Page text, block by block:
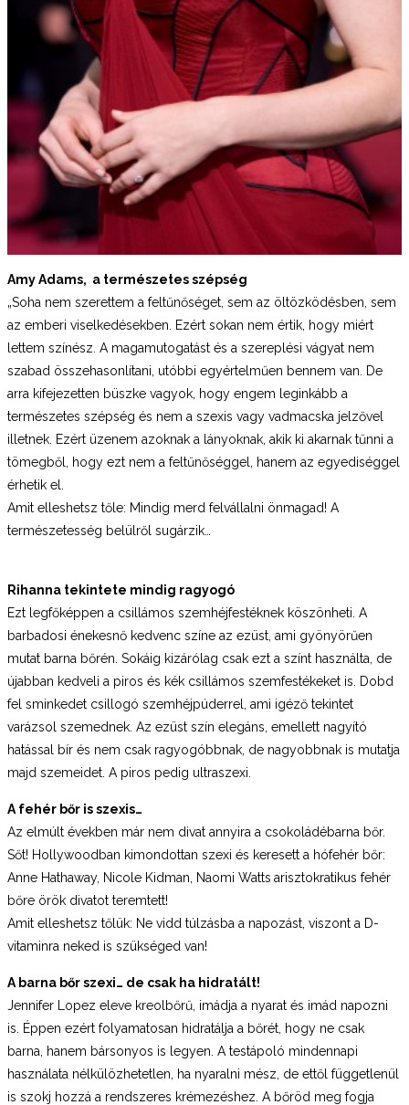
Amy Adams, a természetes szépség
„Soha nem szerettem a feltűnőséget, sem az öltözködésben, sem
az emberi viselkedésekben. Ezért sokan nem értik, hogy miért
lettem színész. A magamutogatást és a szereplési vágyat nem
szabad összehasonlítani, utóbbi egyértelműen bennem van. De
arra kifejezetten büszke vagyok, hogy engem leginkább a
természetes szépség és nem a szexis vagy vadmacska jelzővel
illetnek. Ezért üzenem azoknak a lányoknak, akik ki akarnak tűnni a
tömegből, hogy ezt nem a feltűnőséggel, hanem az egyediséggel
érhetik el.
Amit elleshetsz tőle: Mindig merd felvállalni önmagad! A
természetesség belülről sugárzik…
Rihanna tekintete mindig ragyogó
Ezt legfőképpen a csillámos szemhéjfestéknek köszönheti. A
barbadosi énekesnő kedvenc színe az ezüst, ami gyönyörűen
mutat barna bőrén. Sokáig kizárólag csak ezt a színt használta, de
újabban kedveli a piros és kék csillámos szemfestékeket is. Dobd
fel sminkedet csillogó szemhéjpúderrel, ami igéző tekintet
varázsol szemednek. Az ezüst szín elegáns, emellett nagyító
hatással bír és nem csak ragyogóbbnak, de nagyobbnak is mutatja
majd szemeidet. A piros pedig ultraszexi.
A fehér bőr is szexis…
Az elmúlt években már nem divat annyira a csokoládébarna bőr.
Sőt! Hollywoodban kimondottan szexi és keresett a hófehér bőr:
Anne Hathaway, Nicole Kidman, Naomi Watts arisztokratikus fehér
bőre örök divatot teremtett!
Amit elleshetsz tőlük: Ne vidd túlzásba a napozást, viszont a D-
vitaminra neked is szükséged van!
A barna bőr szexi… de csak ha hidratált!
Jennifer Lopez eleve kreolbőrű, imádja a nyarat és imád napozni
is. Éppen ezért folyamatosan hidratálja a bőrét, hogy ne csak
barna, hanem bársonyos is legyen. A testápoló mindennapi
használata nélkülözhetetlen, ha nyaralni mész, de ettől függetlenül
is szokj hozzá a rendszeres krémezéshez. A bőröd meg fogja